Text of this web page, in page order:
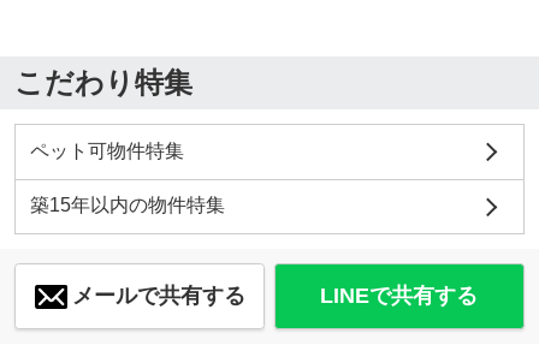
こだわり特集
ペット可物件特集
築15年以内の物件特集
メールで共有する LINEで共有する